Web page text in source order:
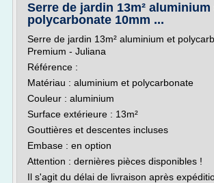
Serre de jardin 13m² aluminium
polycarbonate 10mm ...
Serre de jardin 13m² aluminium et
Premium - Juliana
Référence :
Matériau : aluminium et polycarbonate
Couleur : aluminium
Surface extérieure : 13m²
Gouttières et descentes incluses
Embase : en option
Attention : dernières pièces disponibles !
Il s'agit du délai de livraison après